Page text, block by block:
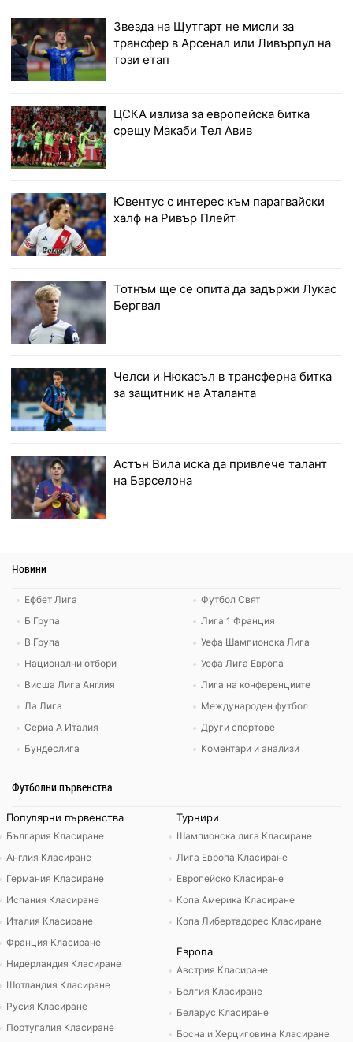
Звезда на Щутгарт не мисли за
трансфер в Арсенал или Ливърпул на
този етап
ЦСКА излиза за европейска битка
срещу Макаби Тел Авив
Ювентус с интерес към парагвайски
халф на Ривър Плейт
Тотнъм ще се опита да задържи Лукас
Бергвал
Челси и Нюкасъл в трансферна битка
за защитник на Аталанта
Астън Вила иска да привлече талант
на Барселона
Новини
Ефбет Лига
Б Група
В Група
Национални отбори
Висша Лига Англия
Ла Лига
Сериа А Италия
Бундеслига
Футбол Свят
Лига 1 Франция
Уефа Шампионска Лига
Уефа Лига Европа
Лига на конференциите
Международен футбол
Други спортове
Коментари и анализи
Футболни първенства
Популярни първенства
България Класиране
Англия Класиране
Германия Класиране
Испания Класиране
Италия Класиране
Франция Класиране
Нидерландия Класиране
Шотландия Класиране
Русия Класиране
Португалия Класиране
Турнири
Шампионска лига Класиране
Лига Европа Класиране
Европейско Класиране
Копа Америка Класиране
Копа Либертадорес Класиране
Европа
Австрия Класиране
Белгия Класиране
Беларус Класиране
Босна и Херциговина Класиране